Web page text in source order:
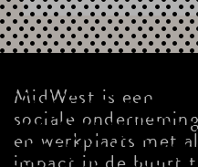
MidWest is een
sociale
en werkplaats met